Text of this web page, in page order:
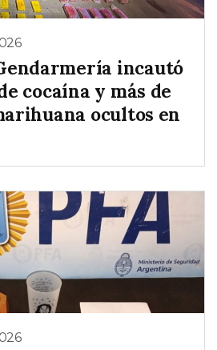
incautó
cocaína y más de
ocultos en